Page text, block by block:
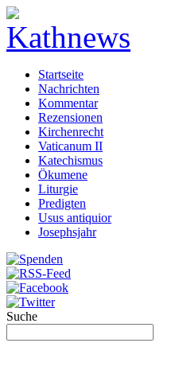
Startseite
Nachrichten
Kommentar
Rezensionen
Kirchenrecht
Vaticanum II
Katechismus
Ökumene
Liturgie
Predigten
Usus antiquior
Josephsjahr
Suche